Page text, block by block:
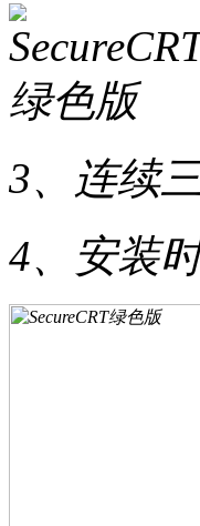
3、连续
4、安装